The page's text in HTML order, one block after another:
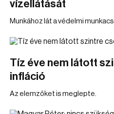
vízellátását
Munkához lát a védelmi
Tíz éve nem látott
infláció
Az elemzőket is meglepte.